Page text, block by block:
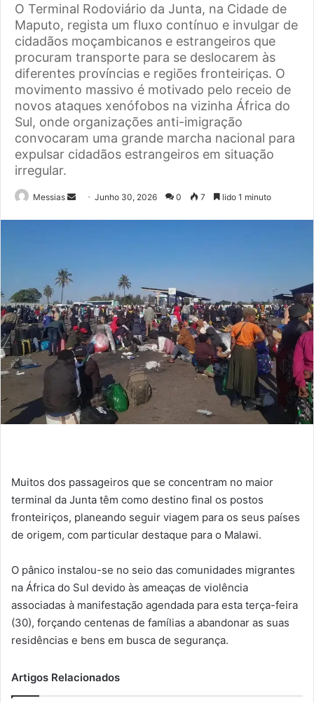
O Terminal Rodoviário da Junta, na Cidade de
Maputo, regista um fluxo contínuo e invulgar de
cidadãos moçambicanos e estrangeiros que
procuram transporte para se deslocarem às
diferentes províncias e regiões fronteiriças. O
movimento massivo é motivado pelo receio de
novos ataques xenófobos na vizinha África do
Sul, onde organizações anti-imigração
convocaram uma grande marcha nacional para
expulsar cidadãos estrangeiros em situação
irregular.
Messias
SendJunho 30, 2026 0 7 lido 1 minuto
Muitos dos passageiros que se concentram no maior
terminal da Junta têm como destino final os postos
fronteiriços, planeando seguir viagem para os seus países
de origem, com particular destaque para o Malawi.
O pânico instalou-se no seio das comunidades migrantes
na África do Sul devido às ameaças de violência
associadas à manifestação agendada para esta terça-feira
(30), forçando centenas de famílias a abandonar as suas
residências e bens em busca de segurança.
Artigos Relacionados